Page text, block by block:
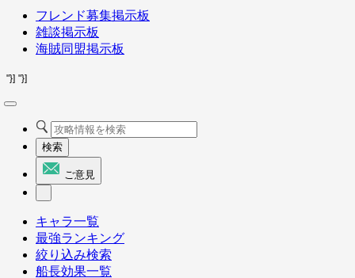
フレンド募集掲示板
雑談掲示板
海賊同盟掲示板
"}] "}]
検索
ご意見
キャラ一覧
最強ランキング
絞り込み検索
船長効果一覧